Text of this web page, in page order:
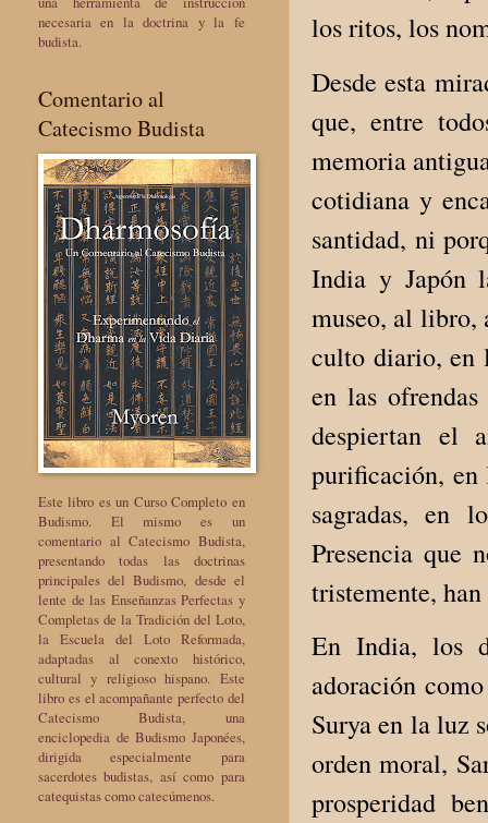
los ritos, los
Desde esta
que, entre
memoria
cotidiana y
santidad, ni
India y Japón
museo, al libro,
culto diario, en
en las
despiertan el
purificación, en
sagradas, en
Presencia que
tristemente,
En India, los
adoración
Surya en la luz
orden moral,
prosperidad
necesaria en la doctrina y la fe
budista.
Comentario al
Catecismo Budista
Este libro es un Curso Completo en
Budismo. El mismo es un
comentario al Catecismo Budista,
presentando todas las doctrinas
principales del Budismo, desde el
lente de las Enseñanzas Perfectas y
Completas de la Tradición del Loto,
la Escuela del Loto Reformada,
adaptadas al conexto histórico,
cultural y religioso hispano. Este
libro es el acompañante perfecto del
Catecismo Budista, una
enciclopedia de Budismo Japonées,
dirigida especialmente para
sacerdotes budistas, así como para
catequistas como catecúmenos.